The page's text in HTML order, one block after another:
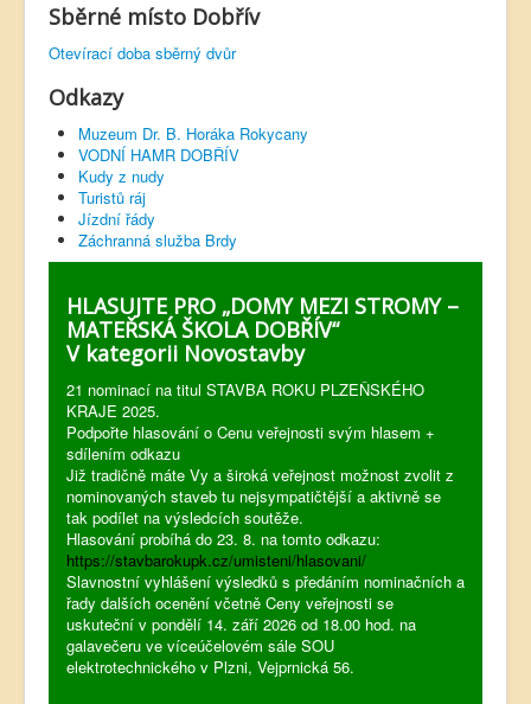
Sběrné místo Dobřív
Otevírací doba sběrný dvůr
Odkazy
Muzeum Dr. B. Horáka Rokycany
VODNÍ HAMR DOBŘÍV
Kudy z nudy
Turistů ráj
Jízdní řády
Záchranná služba Brdy
HLASUJTE PRO „DOMY MEZI STROMY –
MATEŘSKÁ ŠKOLA DOBŘÍV“
V kategorii Novostavby
21 nominací na titul STAVBA ROKU PLZEŇSKÉHO
KRAJE 2025.
Podpořte hlasování o Cenu veřejnosti svým hlasem +
sdílením odkazu
Již tradičně máte Vy a široká veřejnost možnost zvolit z
nominovaných staveb tu nejsympatičtější a aktivně se
tak podílet na výsledcích soutěže.
Hlasování probíhá do 23. 8. na tomto odkazu:
https://stavbarokupk.cz/umisteni/hlasovani/
Slavnostní vyhlášení výsledků s předáním nominačních a
řady dalších ocenění včetně Ceny veřejnosti se
uskuteční v pondělí 14. září 2026 od 18.00 hod. na
galavečeru ve víceúčelovém sále SOU
elektrotechnického v Plzni, Vejprnická 56.